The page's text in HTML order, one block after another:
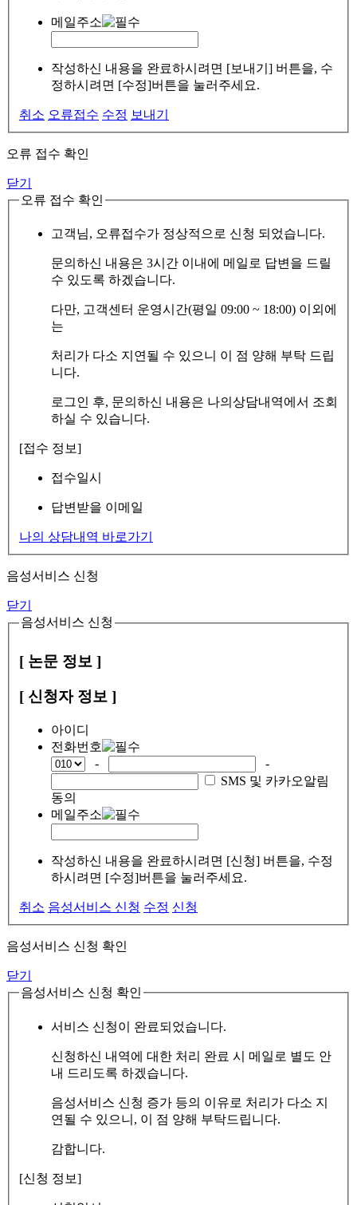
메일주소
작성하신 내용을 완료하시려면 [보내기] 버튼을, 수
정하시려면 [수정]버튼을 눌러주세요.
취소 오류접수 수정 보내기
오류 접수 확인
닫기
오류 접수 확인
고객님, 오류접수가 정상적으로 신청 되었습니다.
문의하신 내용은 3시간 이내에 메일로 답변을 드릴
수 있도록 하겠습니다.
다만, 고객센터 운영시간(평일 09:00 ~ 18:00) 이외에
는
처리가 다소 지연될 수 있으니 이 점 양해 부탁 드립
니다.
로그인 후, 문의하신 내용은 나의상담내역에서 조회
하실 수 있습니다.
[접수 정보]
접수일시
답변받을 이메일
나의 상담내역 바로가기
음성서비스 신청
닫기
음성서비스 신청
[ 논문 정보 ]
[ 신청자 정보 ]
아이디
전화번호
-
-
SMS 및 카카오알림
동의
메일주소
작성하신 내용을 완료하시려면 [신청] 버튼을, 수정
하시려면 [수정]버튼을 눌러주세요.
취소 음성서비스 신청 수정 신청
음성서비스 신청 확인
닫기
음성서비스 신청 확인
서비스 신청이 완료되었습니다.
신청하신 내역에 대한 처리 완료 시 메일로 별도 안
내 드리도록 하겠습니다.
음성서비스 신청 증가 등의 이유로 처리가 다소 지
연될 수 있으니, 이 점 양해 부탁드립니다.
감합니다.
[신청 정보]